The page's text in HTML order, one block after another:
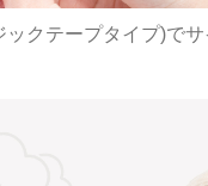
クテープタイプ)で